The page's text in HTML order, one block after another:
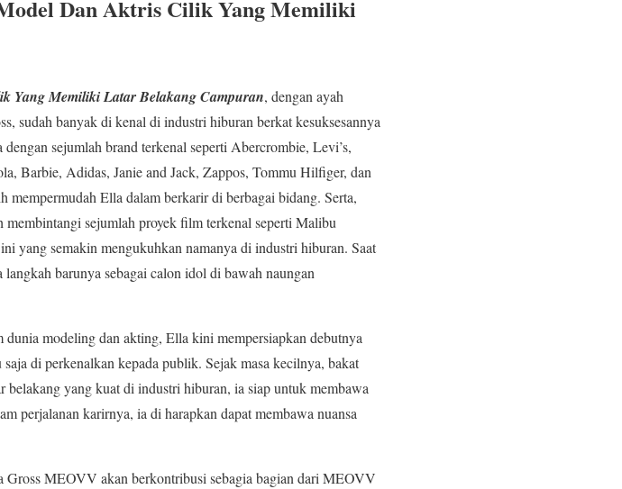
Dan Aktris Cilik Yang Memiliki
Yang Memiliki Latar Belakang Campuran, dengan ayah
sudah banyak di kenal di industri hiburan berkat kesuksesannya
sejumlah brand terkenal seperti Abercrombie, Levi’s,
Barbie, Adidas, Janie and Jack, Zappos, Tommu Hilfiger, dan
Ella dalam berkarir di berbagai bidang. Serta,
sejumlah proyek film terkenal seperti Malibu
yang semakin mengukuhkan namanya di industri hiburan. Saat
barunya sebagai calon idol di bawah naungan
dunia modeling dan akting, Ella kini mempersiapkan debutnya
di perkenalkan kepada publik. Sejak masa kecilnya, bakat
belakang yang kuat di industri hiburan, ia siap untuk membawa
perjalanan karirnya, ia di harapkan dapat membawa nuansa
Gross MEOVV akan berkontribusi sebagia bagian dari MEOVV